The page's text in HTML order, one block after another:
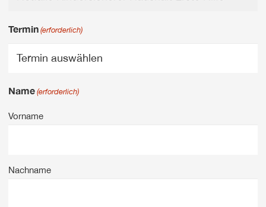
Termin (erforderlich)
Name (erforderlich)
Vorname
Nachname